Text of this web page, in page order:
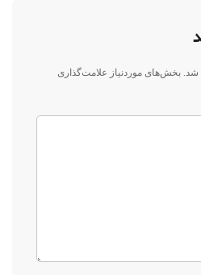
شد. بخش‌های موردنیاز علامت‌گذاری